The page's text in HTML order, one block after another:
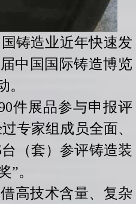
铸造业近年快速发
中国国际铸造博览
件展品参与申报评
专家组成员全面、
（套）参评铸造装
”。
高技术含量、复杂